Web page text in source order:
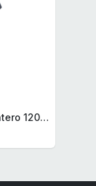
BRA Signature | Cuchillo tomatero 120 mm, Acero Inoxidable alemán forjado con Molibdeno Vanadio, Mango Remachado ABS, Diseño Ergonómico, Hoja 1,6 mm espesor